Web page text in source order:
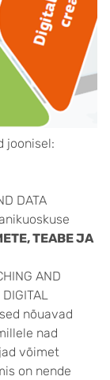
joonisel:
DATA
TEABE JA
AND
DIGITAL
nõuavad
nad
võimet
on nende